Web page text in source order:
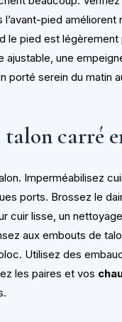
pied
le pied est
une
porté serein du matin
talon carré
Imperméabilisez
ports. Brossez le
cuir lisse, un
aux embouts de
Utilisez des
les paires et vos